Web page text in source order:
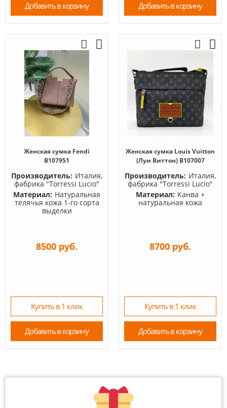
Добавить в корзину Добавить в корзину
Женская сумка Fendi
B107951
Производитель: Италия,
фабрика "Torressi Lucio"
Материал: Натуральная
телячья кожа 1-го сорта
выделки
8500 руб.
Купить в 1 клик
Добавить в корзину
Женская сумка Louis Vuitton
(Луи Виттон) B107007
Производитель: Италия,
фабрика "Torressi Lucio"
Материал: Канва +
натуральная кожа
8700 руб.
Купить в 1 клик
Добавить в корзину